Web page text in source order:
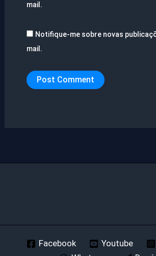
mail.
Notifique-me sobre novas
mail.
Facebook Youtube